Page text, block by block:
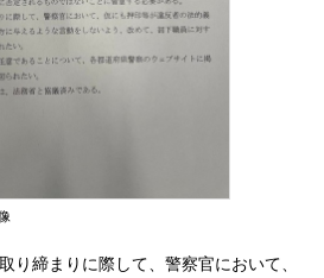
り締まりに際して、警察官において、